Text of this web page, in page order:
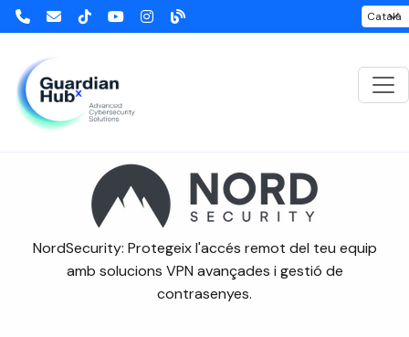
NordSecurity
NordSecurity: Protegeix l'accés remot del teu equip
amb solucions VPN avançades i gestió de
contrasenyes.